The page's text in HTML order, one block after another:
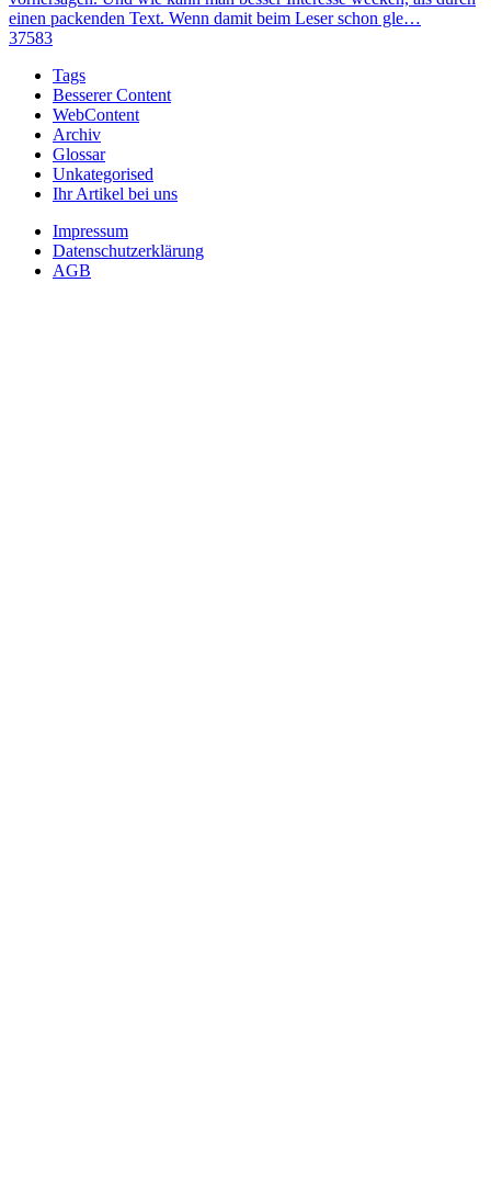
einen packenden Text. Wenn damit beim Leser schon gle…
37583
Tags
Besserer Content
WebContent
Archiv
Glossar
Unkategorised
Ihr Artikel bei uns
Impressum
Datenschutzerklärung
AGB